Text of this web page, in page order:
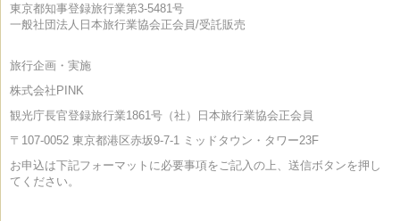
東京都知事登録旅行業第3-5481号
一般社団法人日本旅行業協会正会員/受託販売
旅行企画・実施
株式会社PINK
観光庁長官登録旅行業1861号（社）日本旅行業協会正会員
〒107-0052 東京都港区赤坂9-7-1 ミッドタウン・タワー23F
お申込は下記フォーマットに必要事項をご記入の上、送信ボタンを押し
てください。